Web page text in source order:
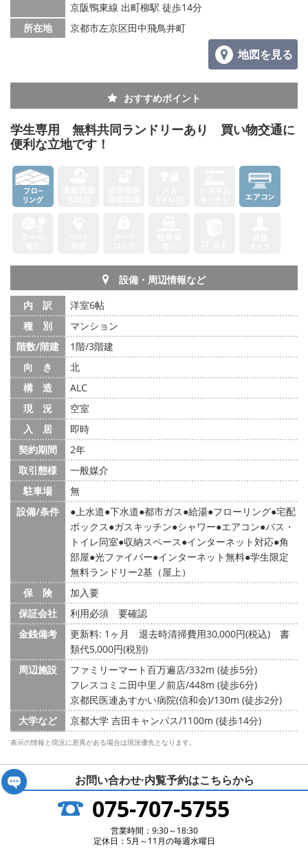
京阪鴨東線 出町柳駅 徒歩14分
所在地
京都市左京区田中飛鳥井町
地図を見る
おすすめポイント
学生専用 無料共同ランドリーあり 買い物交通に
便利な立地です！
設備・周辺情報など
内 訳
洋室6帖
種 別
マンション
階数/階建
1階/3階建
向 き
北
構 造
ALC
現 況
空室
入 居
即時
契約期間
2年
取引態様
一般媒介
駐車場
無
設備/条件
上水道 下水道 都市ガス 給湯 フローリング 宅配
ボックス ガスキッチン シャワー エアコン バス・
トイレ同室 収納スペース インターネット対応 角
部屋 光ファイバー インターネット無料 学生限定
無料ランドリー2基（屋上）
保 険
加入要
保証会社
利用必須 要確認
金銭備考
更新料: 1ヶ月
退去時清掃費用30,000円(税込) 書
類代5,000円(税別)
周辺施設
ファミリーマート百万遍店/332m (徒歩5分)
フレスコミニ田中里ノ前店/448m (徒歩6分)
京都民医連あすかい病院(信和会)/130m (徒歩2分)
大学など
京都大学 吉田キャンパス/1100m (徒歩14分)
表示の情報と現況に差異がある場合は現況優先となります。
お問い合わせ·内覧予約はこちらから
075-707-5755
営業時間：9:30～18:30
定休日：5月～11月の毎週水曜日